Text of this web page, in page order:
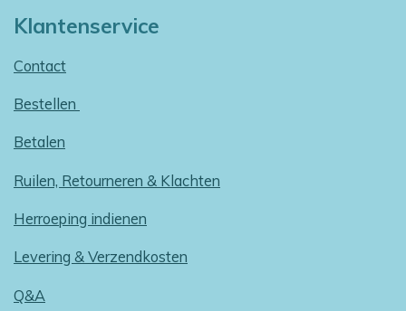
Klantenservice
Contact
Bestellen
Betalen
Ruilen, Retourneren & Klachten
Herroeping indienen
Levering & Verzendkosten
Q&A